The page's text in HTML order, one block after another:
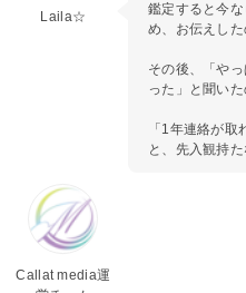
Laila☆
鑑定すると今
め、お伝えした
その後、「や
った」と聞い
「1年連絡が取
と、先入観持
Callat media運